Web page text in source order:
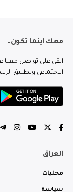
معك اينما تكون..
ابقى على تواصل معنا
الاجتماعي وتطبيق
العراق
محليات
سياسة